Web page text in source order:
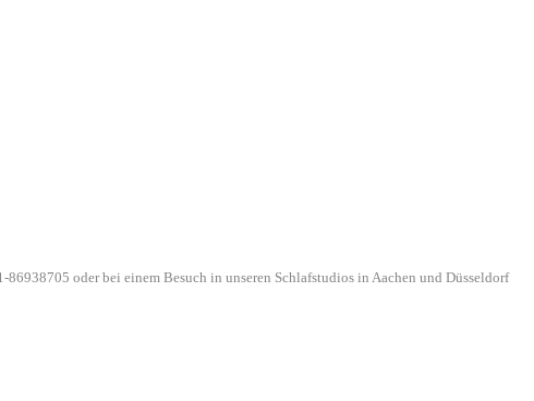
oder bei einem Besuch in unseren Schlafstudios in Aachen und Düsseldorf